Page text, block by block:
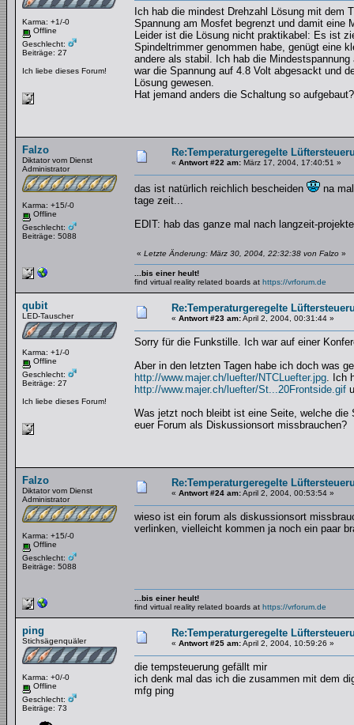
Karma: +1/-0
Offline
Geschlecht:
Beiträge: 27
Ich liebe dieses Forum!
Ich hab die mindest Drehzahl Lösung mit dem
Spannung am Mosfet begrenzt und damit eine
Leider ist die Lösung nicht praktikabel: Es ist
Spindeltrimmer genommen habe, genügt eine
andere als stabil. Ich hab die
war die Spannung auf 4.8 Volt abgesackt und
Lösung gewesen.
Hat jemand anders die Schaltung so
Falzo
Diktator vom Dienst
Administrator
Karma: +15/-0
Offline
Geschlecht:
Beiträge: 5088
Re:Temperaturgeregelte
« Antwort #22 am: März 17, 2004, 17:40:51 »
das ist natürlich reichlich bescheiden
na
tage zeit...
EDIT: hab das ganze mal nach langzeit-
« Letzte Änderung: März 30, 2004, 22:32:38 von Falzo »
...bis einer heult!
find virtual reality related boards at https://vrforum.de
qubit
LED-Tauscher
Karma: +1/-0
Offline
Geschlecht:
Beiträge: 27
Ich liebe dieses Forum!
Re:Temperaturgeregelte
« Antwort #23 am:April 2, 2004, 00:31:44 »
Sorry für die Funkstille. Ich war auf einer
Aber in den letzten Tagen habe ich doch was
http://www.majer.ch/luefter/NTCLuefter.jpg. Ich
http://www.majer.ch/luefter/St...20Frontside.gif
Was jetzt noch bleibt ist eine Seite, welche
euer Forum als Diskussionsort missbrauchen?
Falzo
Diktator vom Dienst
Administrator
Karma: +15/-0
Offline
Geschlecht:
Beiträge: 5088
Re:Temperaturgeregelte
« Antwort #24 am:April 2, 2004, 00:53:54 »
wieso ist ein forum als diskussionsort
verlinken, vielleicht kommen ja noch ein paar
...bis einer heult!
find virtual reality related boards at https://vrforum.de
ping
Stichsägenquäler
Karma: +0/-0
Offline
Geschlecht:
Beiträge: 73
Re:Temperaturgeregelte
« Antwort #25 am:April 2, 2004, 10:59:26 »
die tempsteuerung gefällt mir
ich denk mal das ich die zusammen mit dem
mfg ping